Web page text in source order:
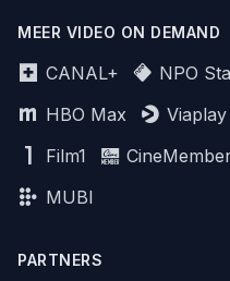
MEER VIDEO ON DEMAND
CANAL+ NPO
HBO Max
Viaplay
Film1
MUBI
PARTNERS